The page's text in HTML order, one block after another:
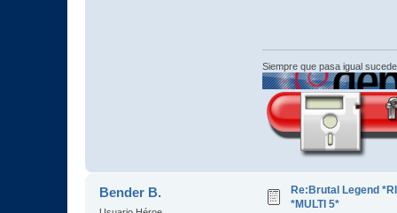
Siempre que pasa igual
Bender B.
Re:Brutal Legend
*MULTI 5*